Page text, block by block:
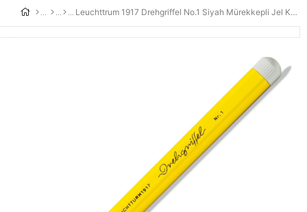
Leuchttrum 1917 Drehgriffel No.1 Siyah Mürekkepli Jel Kalem Lemon 363958